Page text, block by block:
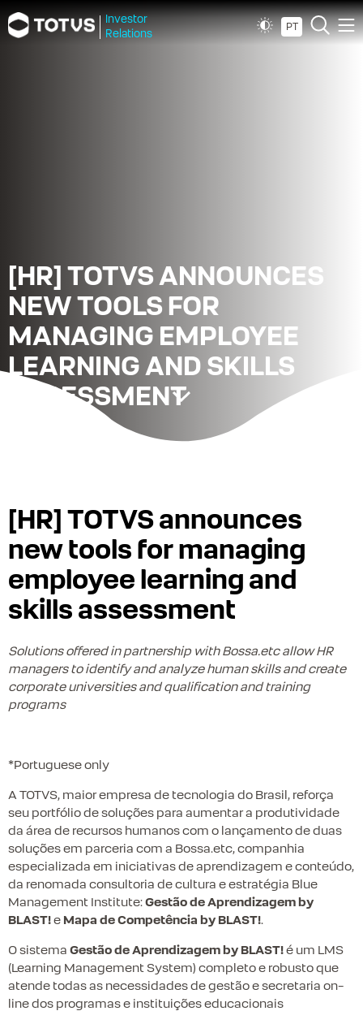
Investor
Relations
PT
[HR] TOTVS ANNOUNCES
NEW TOOLS FOR
MANAGING EMPLOYEE
LEARNING AND SKILLS
ASSESSMENT
[HR] TOTVS announces
new tools for managing
employee learning and
skills assessment
Solutions offered in partnership with Bossa.etc allow HR
managers to identify and analyze human skills and create
corporate universities and qualification and training
programs
*Portuguese only
A TOTVS, maior empresa de tecnologia do Brasil, reforça
seu portfólio de soluções para aumentar a produtividade
da área de recursos humanos com o lançamento de duas
soluções em parceria com a Bossa.etc, companhia
especializada em iniciativas de aprendizagem e conteúdo,
da renomada consultoria de cultura e estratégia Blue
Management Institute:Gestão de Aprendizagem by
BLAST!e Mapa de Competência by BLAST!.
O sistema Gestão de Aprendizagem by BLAST!é um LMS
(Learning Management System) completo e robusto que
atende todas as necessidades de gestão e secretaria on-
line dos programas e instituições educacionais